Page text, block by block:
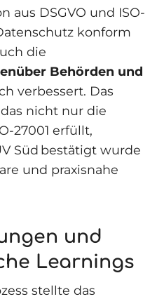
aus DSGVO und ISO-
konform
die
Behörden und
verbessert. Das
nicht nur die
27001 erfüllt,
Süd bestätigt wurde
und praxisnahe
und
Learnings
stellte das